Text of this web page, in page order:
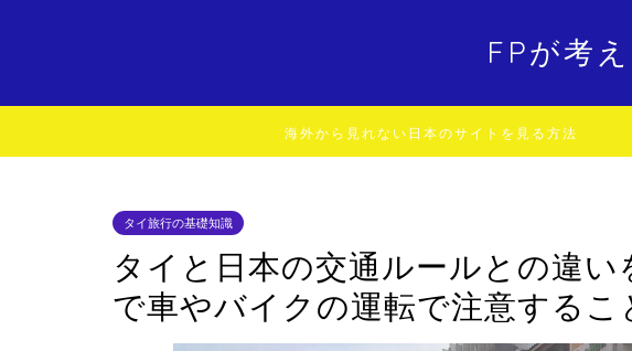
FPが考
海外から見れない日本のサイトを見る方法
タイ旅行の基礎知識
タイと日本の交通ルールとの違い
で車やバイクの運転で注意するこ